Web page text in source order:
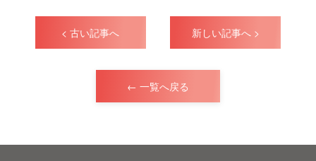
< 古い記事へ 新しい記事へ >
← 一覧へ戻る